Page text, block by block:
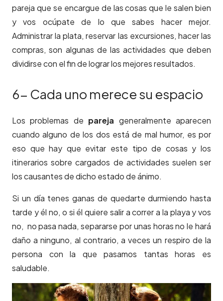
pareja que se encargue de las cosas que le salen bien
y vos ocúpate de lo que sabes hacer mejor.
Administrar la plata, reservar las excursiones, hacer las
compras, son algunas de las actividades que deben
dividirse con el fin de lograr los mejores resultados.
6- Cada uno merece su espacio
Los problemas de pareja generalmente aparecen
cuando alguno de los dos está de mal humor, es por
eso que hay que evitar este tipo de cosas y los
itinerarios sobre cargados de actividades suelen ser
los causantes de dicho estado de ánimo.
Si un día tenes ganas de quedarte durmiendo hasta
tarde y él no, o si él quiere salir a correr a la playa y vos
no, no pasa nada, separarse por unas horas no le hará
daño a ninguno, al contrario, a veces un respiro de la
persona con la que pasamos tantas horas es
saludable.